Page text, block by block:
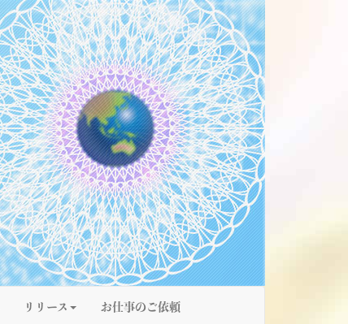
リリース お仕事のご依頼